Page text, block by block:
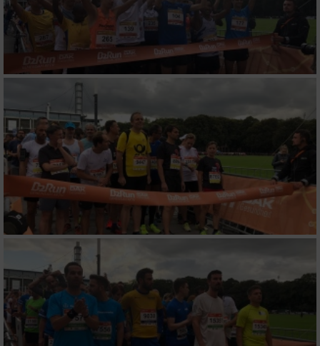
Erstellung von Profilen zur Personalisierung
Verwendung von Profilen zur Auswahl
personalisierter Inhalte
Messung der Werbeleistung
Messung der Performance von Inhalten
Analyse von Zielgruppen durch Statistiken
verschiedenen Quellen
Entwicklung und Verbesserung der Angebote
Verwendung reduzierter Daten zur Auswahl
von Inhalten
IAB-Besonderheiten: